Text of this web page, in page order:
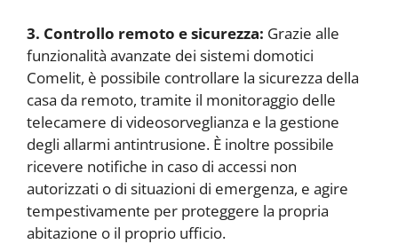
3. Controllo remoto e sicurezza: Grazie alle
funzionalità avanzate dei sistemi domotici
Comelit, è possibile controllare la sicurezza della
casa da remoto, tramite il monitoraggio delle
telecamere di videosorveglianza e la gestione
degli allarmi antintrusione. È inoltre possibile
ricevere notifiche in caso di accessi non
autorizzati o di situazioni di emergenza, e agire
tempestivamente per proteggere la propria
abitazione o il proprio ufficio.